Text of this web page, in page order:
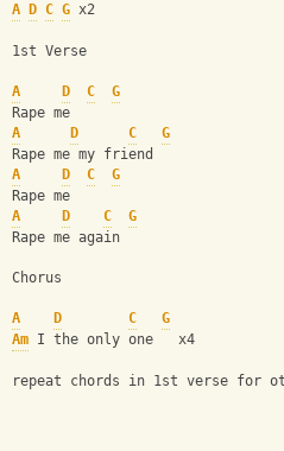
A D C G x2
1st Verse
A D C
G
Rape me
A
D C
G
Rape me my friend
A
D C
G
Rape me
A
D C
G
Rape me again
Chorus
A D C
G
Am I the only one   x4
repeat chords in 1st verse for